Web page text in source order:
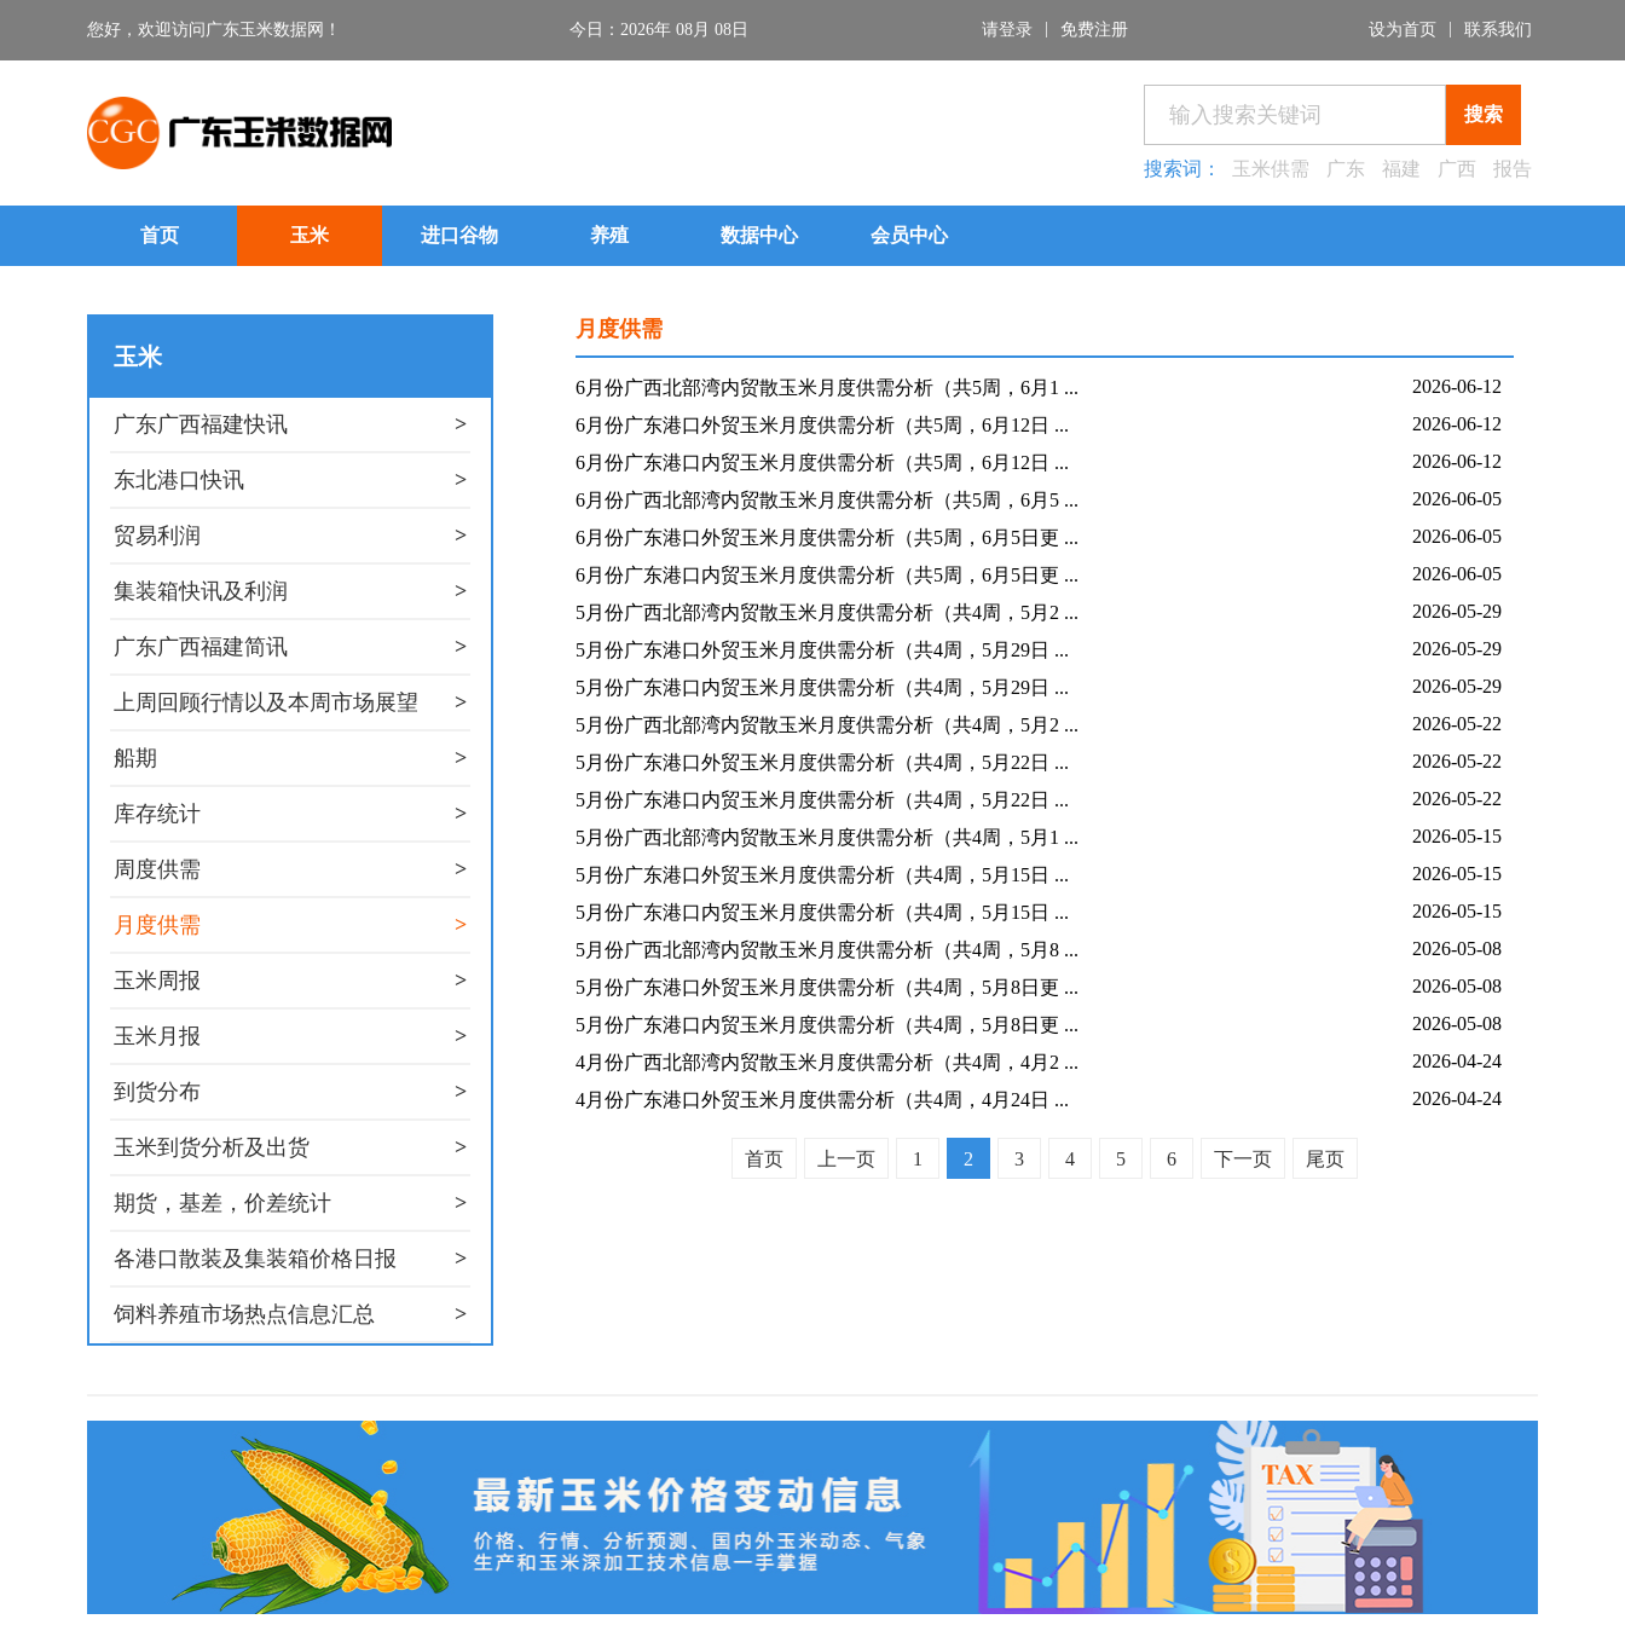
您好，欢迎访问广东玉米数据网！ 今日：2026年 08月 08日 请登录 免费注册 设为首页 联系我们
搜索
搜索词： 玉米供需 广东 福建 广西 报告
首页 玉米 进口谷物 养殖 数据中心 会员中心
玉米
广东广西福建快讯 >
东北港口快讯 >
贸易利润 >
集装箱快讯及利润 >
广东广西福建简讯 >
上周回顾行情以及本周市场展望 >
船期 >
库存统计 >
周度供需 >
月度供需 >
玉米周报 >
玉米月报 >
到货分布 >
玉米到货分析及出货 >
期货，基差，价差统计 >
各港口散装及集装箱价格日报 >
饲料养殖市场热点信息汇总 >
月度供需
6月份广西北部湾内贸散玉米月度供需分析（共5周，6月1 ...
2026-06-12
6月份广东港口外贸玉米月度供需分析（共5周，6月12日 ...
2026-06-12
6月份广东港口内贸玉米月度供需分析（共5周，6月12日 ...
2026-06-12
6月份广西北部湾内贸散玉米月度供需分析（共5周，6月5 ...
2026-06-05
6月份广东港口外贸玉米月度供需分析（共5周，6月5日更 ...
2026-06-05
6月份广东港口内贸玉米月度供需分析（共5周，6月5日更 ...
2026-06-05
5月份广西北部湾内贸散玉米月度供需分析（共4周，5月2 ...
2026-05-29
5月份广东港口外贸玉米月度供需分析（共4周，5月29日 ...
2026-05-29
5月份广东港口内贸玉米月度供需分析（共4周，5月29日 ...
2026-05-29
5月份广西北部湾内贸散玉米月度供需分析（共4周，5月2 ...
2026-05-22
5月份广东港口外贸玉米月度供需分析（共4周，5月22日 ...
2026-05-22
5月份广东港口内贸玉米月度供需分析（共4周，5月22日 ...
2026-05-22
5月份广西北部湾内贸散玉米月度供需分析（共4周，5月1 ...
2026-05-15
5月份广东港口外贸玉米月度供需分析（共4周，5月15日 ...
2026-05-15
5月份广东港口内贸玉米月度供需分析（共4周，5月15日 ...
2026-05-15
5月份广西北部湾内贸散玉米月度供需分析（共4周，5月8 ...
2026-05-08
5月份广东港口外贸玉米月度供需分析（共4周，5月8日更 ...
2026-05-08
5月份广东港口内贸玉米月度供需分析（共4周，5月8日更 ...
2026-05-08
4月份广西北部湾内贸散玉米月度供需分析（共4周，4月2 ...
2026-04-24
4月份广东港口外贸玉米月度供需分析（共4周，4月24日 ...
2026-04-24
首页 上一页 1 2 3 4 5 6 下一页 尾页